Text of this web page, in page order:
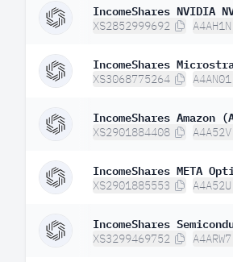
IncomeShares NVIDIA
XS2852999692 A4AH1N
IncomeShares
XS3068775264 A4AN01
IncomeShares Amazon
XS2901884408 A4A52V
IncomeShares META
XS2901885553 A4A52U
IncomeShares
XS3299469752 A4ARW7